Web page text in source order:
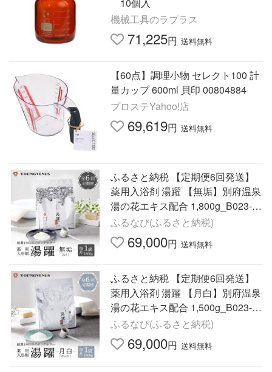
機械工具のラプラス
71,225円 送料無料
【60点】調理小物 セレクト100 計
量カップ 600ml 貝印 00804884
プロステYahoo!店
69,619円 送料無料
ふるさと納税 【定期便6回発送】
薬用入浴剤 湯躍 【無垢】別府温泉
湯の花エキス配合 1,800g_B023-0
11 大分県別府市
ふるなび(ふるさと納税)
69,000円 送料無料
ふるさと納税 【定期便6回発送】
薬用入浴剤 湯躍 【月白】別府温泉
湯の花エキス配合 1,500g_B023-0
13 大分県別府市
ふるなび(ふるさと納税)
69,000円 送料無料